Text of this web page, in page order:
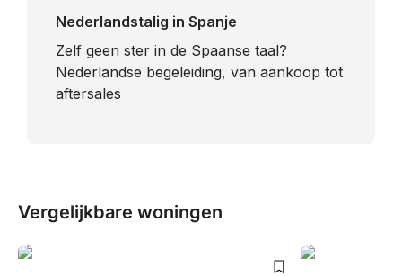
Nederlandstalig in Spanje
​Zelf geen ster in de Spaanse taal?
Nederlandse begeleiding, van aankoop tot
aftersales
Vergelijkbare woningen